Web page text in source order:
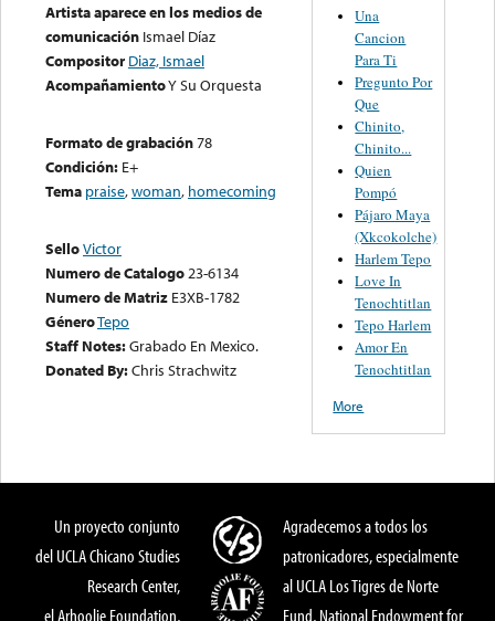
Artista aparece en los medios de
comunicación Ismael Díaz
Compositor Diaz, Ismael
AcompañamientoY Su Orquesta
Formato de grabación78
Condición: E+
Tema praise,woman, homecoming
SelloVictor
Numero de Catalogo23-6134
Numero de Matriz E3XB-1782
GéneroTepo
Staff Notes:Grabado En Mexico.
Donated By:Chris Strachwitz
Una
Cancion
Para Ti
Pregunto Por
Que
Chinito,
Chinito...
Quien
Pompó
Pájaro Maya
(Xkcokolche)
Harlem Tepo
Love In
Tenochtitlan
Tepo Harlem
Amor En
Tenochtitlan
More
Un proyecto conjunto
del UCLA Chicano Studies
Research Center,
el Arhoolie Foundation,
Agradecemos a todos los
patronicadores, especialmente
al UCLA Los Tigres de Norte
Fund, National Endowment for